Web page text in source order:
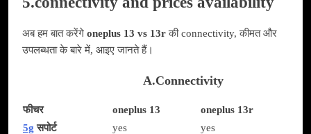
अब हम बात करेंगे oneplus 13 vs 13rकी connectivity, कीमत और
उपलब्धता के बारे में, आइए जानते हैं।
A.Connectivity
फीचर oneplus 13
oneplus 13r
5g सपोर्ट yes
yes